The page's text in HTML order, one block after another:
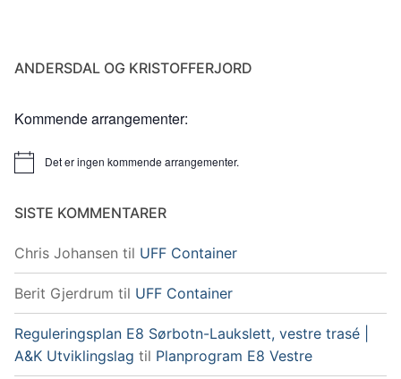
ANDERSDAL OG KRISTOFFERJORD
Kommende arrangementer:
MerknadDet er ingen kommende arrangementer.
SISTE KOMMENTARER
Chris Johansen til UFF Container
Berit Gjerdrum til UFF Container
Reguleringsplan E8 Sørbotn-Laukslett, vestre trasé |
A&K Utviklingslag til Planprogram E8 Vestre